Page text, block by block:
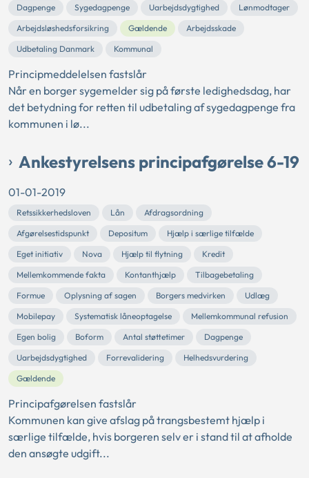
Dagpenge
Sygedagpenge Uarbejdsdygtighed
Lønmodtager
Arbejdsløshedsforsikring
Gældende
Arbejdsskade
Udbetaling Danmark
Kommunal
Principmeddelelsen fastslår
Når en borger sygemelder sig på første ledighedsdag, har
det betydning for retten til udbetaling af sygedagpenge fra
kommunen i lø...
Ankestyrelsens principafgørelse 6-19
01-01-2019
Retssikkerhedsloven Lån
Afdragsordning
Afgørelsestidspunkt
Depositum
Hjælp i særlige tilfælde
Eget initiativ
Nova Hjælp til flytning
Kredit
Mellemkommende fakta
Kontanthjælp
Tilbagebetaling
Formue
Oplysning af sagen Borgers medvirken
Udlæg
Mobilepay
Systematisk låneoptagelse
Mellemkommunal refusion
Egen bolig
Boform Antal støttetimer
Dagpenge
Uarbejdsdygtighed
Forrevalidering
Helhedsvurdering
Gældende
Principafgørelsen fastslår
Kommunen kan give afslag på trangsbestemt hjælp i
særlige tilfælde, hvis borgeren selv er i stand til at afholde
den ansøgte udgift...